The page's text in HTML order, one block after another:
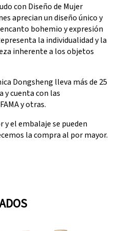
con Diseño de Mujer
aprecian un diseño único y
bohemio y expresión
la individualidad y la
inherente a los objetos
Dongsheng lleva más de 25
y cuenta con las
y otras.
el embalaje se pueden
la compra al por mayor.